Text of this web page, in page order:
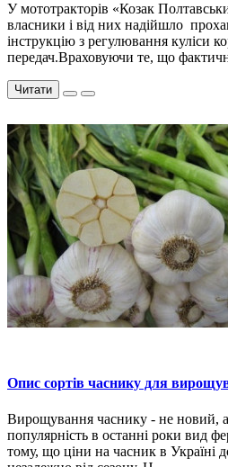
У мототракторів «Козак
власники і від них надійшло
інструкцію з регулювання куліси
передач.Враховуючи те, що
Читати
Опис сортів часнику для
Вирощування часнику - не новий,
популярність в останні роки вид
тому, що ціни на часник в Україні